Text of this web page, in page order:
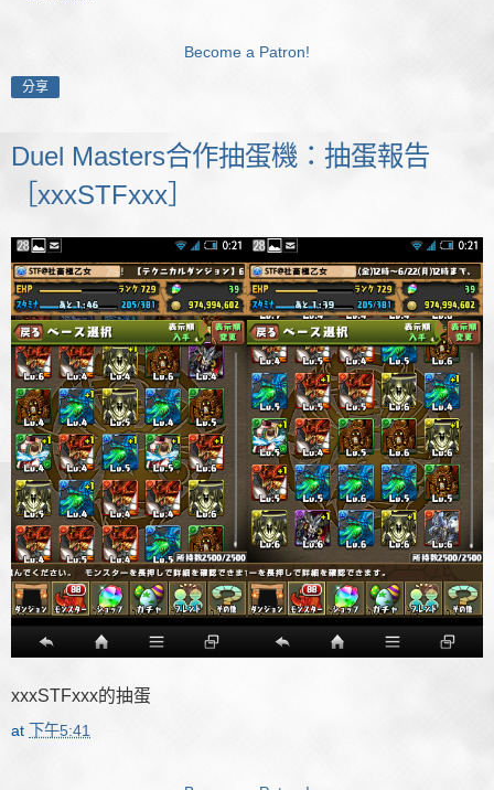
Become a Patron!
分享
Duel Masters合作抽蛋機：抽蛋報告
［xxxSTFxxx］
xxxSTFxxx的抽蛋
at 下午5:41